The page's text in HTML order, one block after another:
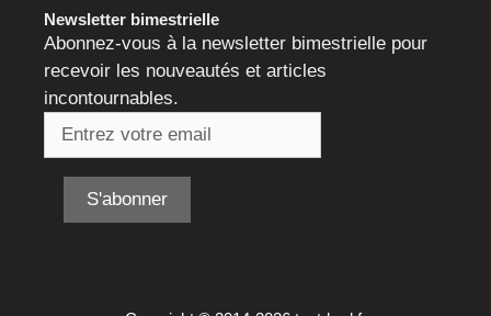
Newsletter bimestrielle
Abonnez-vous à la newsletter bimestrielle pour
recevoir les nouveautés et articles
incontournables.